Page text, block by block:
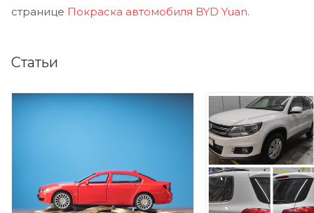
странице Покраска автомобиля BYD Yuan.
Статьи